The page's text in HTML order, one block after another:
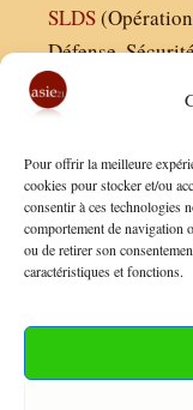
Pour offrir la meilleure
cookies pour stocker et/ou
consentir à ces technologies
comportement de navigation
ou de retirer son
caractéristiques et fonctions.
SLDS
Défense,
Finaldées EURL
Siège social :
Nous contacter
Conditions
Politique de